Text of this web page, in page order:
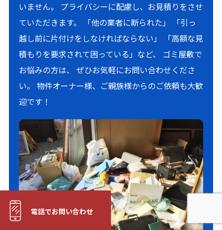
いません。 プライバシーに配慮し、お見積りをさせ
ていただきます。 「他の業者に断られた」 「引っ
越し前に片付けをしなければならない」 「高額な見
積もりを要求されて困っている」など、 ゴミ屋敷で
お悩みの方は、 ぜひお気軽にお問い合わせくださ
い。 物件オーナー様、ご親族様からのご依頼も大歓
迎です！
電話でお問い合わせ